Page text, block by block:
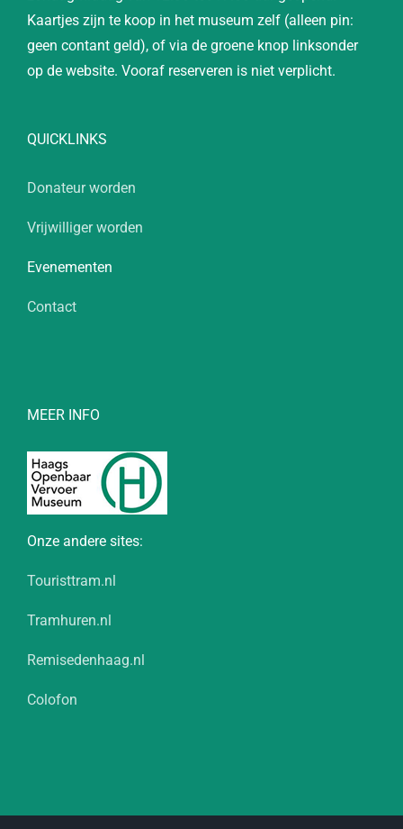
Kaartjes zijn te koop in het museum zelf (alleen pin:
geen contant geld), of via de groene knop linksonder
op de website. Vooraf reserveren is niet verplicht.
QUICKLINKS
Donateur worden
Vrijwilliger worden
Evenementen
Contact
MEER INFO
Onze andere sites:
Touristtram.nl
Tramhuren.nl
Remisedenhaag.nl
Colofon